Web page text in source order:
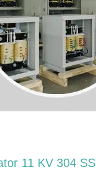
11 KV 304 SS